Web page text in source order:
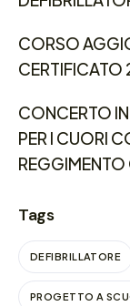
CORSO
CONCERTO
PER I CUORI
Tags
DEFIBRILLATORE
PROGETTO A